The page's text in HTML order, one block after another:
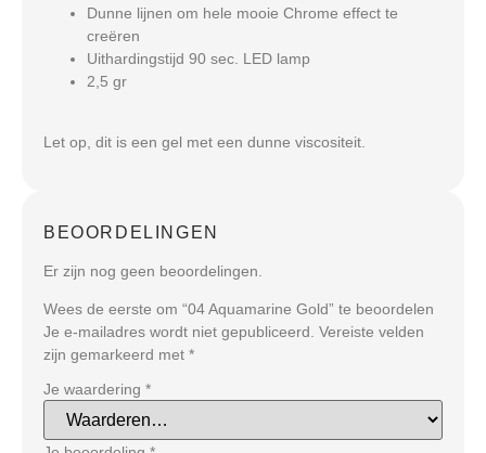
Dunne lijnen om hele mooie Chrome effect te
creëren
Uithardingstijd 90 sec. LED lamp
2,5 gr
Let op, dit is een gel met een dunne viscositeit.
BEOORDELINGEN
Er zijn nog geen beoordelingen.
Wees de eerste om “04 Aquamarine Gold” te beoordelen
Je e-mailadres wordt niet gepubliceerd. Vereiste velden
zijn gemarkeerd met *
Je waardering *